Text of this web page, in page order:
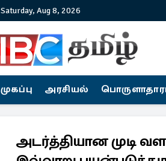
Saturday, Aug 8, 2026
முகப்பு அரசியல்
அடர்த்தியான முடி